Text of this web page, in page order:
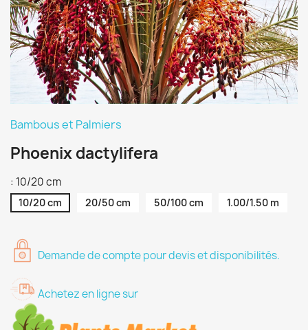
Bambous et Palmiers
Phoenix dactylifera
: 10/20 cm
10/20 cm 20/50 cm 50/100 cm 1.00/1.50 m
Demande de compte pour devis et disponibilités.
Achetez en ligne sur